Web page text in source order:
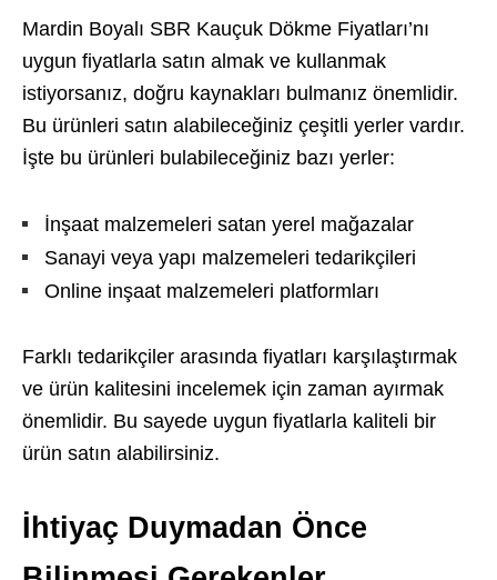
Mardin Boyalı SBR Kauçuk Dökme Fiyatları’nı
uygun fiyatlarla satın almak ve kullanmak
istiyorsanız, doğru kaynakları bulmanız önemlidir.
Bu ürünleri satın alabileceğiniz çeşitli yerler vardır.
İşte bu ürünleri bulabileceğiniz bazı yerler:
İnşaat malzemeleri satan yerel mağazalar
Sanayi veya yapı malzemeleri tedarikçileri
Online inşaat malzemeleri platformları
Farklı tedarikçiler arasında fiyatları karşılaştırmak
ve ürün kalitesini incelemek için zaman ayırmak
önemlidir. Bu sayede uygun fiyatlarla kaliteli bir
ürün satın alabilirsiniz.
İhtiyaç Duymadan Önce